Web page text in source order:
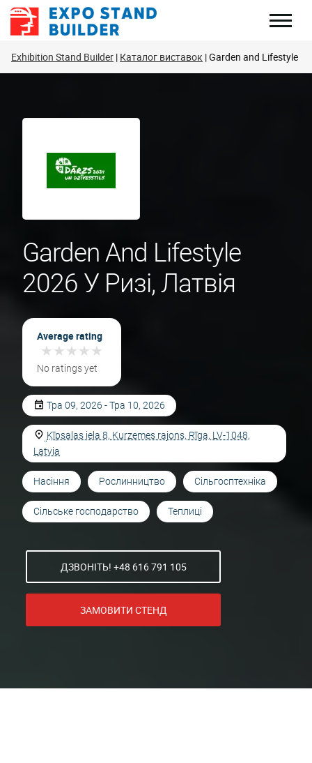
Перейти
Exhibition Stand Builder Каталог виставок Garden and Lifestyle
Garden And Lifestyle
2026 У Ризі, Латвія
Average rating
★★★★★
★★★★★
No ratings yet
Тра 09, 2026 - Тра 10, 2026
Ķīpsalas iela 8, Kurzemes rajons, Rīga, LV-1048,
Latvia
Насіння Рослинництво Сільгосптехніка
Сільське господарство Теплиці
ДЗВОНІТЬ! +48 616 791 105
ЗАМОВИТИ СТЕНД